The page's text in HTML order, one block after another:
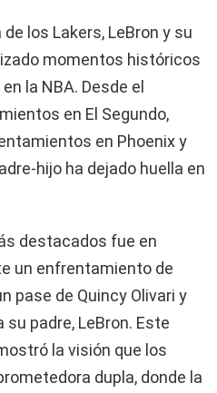
los Lakers, LeBron y su
momentos históricos
la NBA. Desde el
en El Segundo,
en Phoenix y
hijo ha dejado huella en
destacados fue en
un enfrentamiento de
pase de Quincy Olivari y
padre, LeBron. Este
la visión que los
dupla, donde la